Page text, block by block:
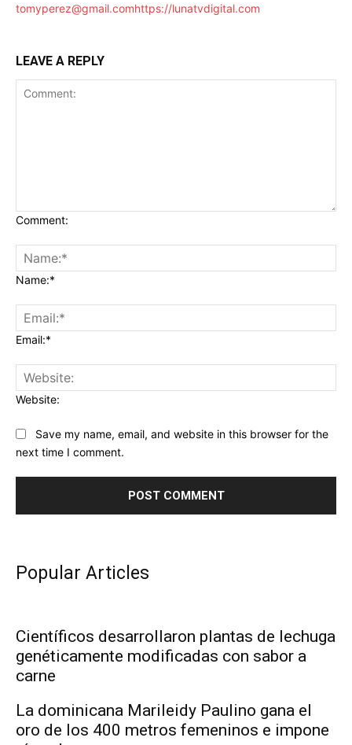
tomyperez@gmail.comhttps://lunatvdigital.com
LEAVE A REPLY
Comment:
Name:*
Email:*
Website:
Save my name, email, and website in this browser for the
next time I comment.
Popular Articles
Científicos desarrollaron plantas de lechuga
genéticamente modificadas con sabor a
carne
La dominicana Marileidy Paulino gana el
oro de los 400 metros femeninos e impone